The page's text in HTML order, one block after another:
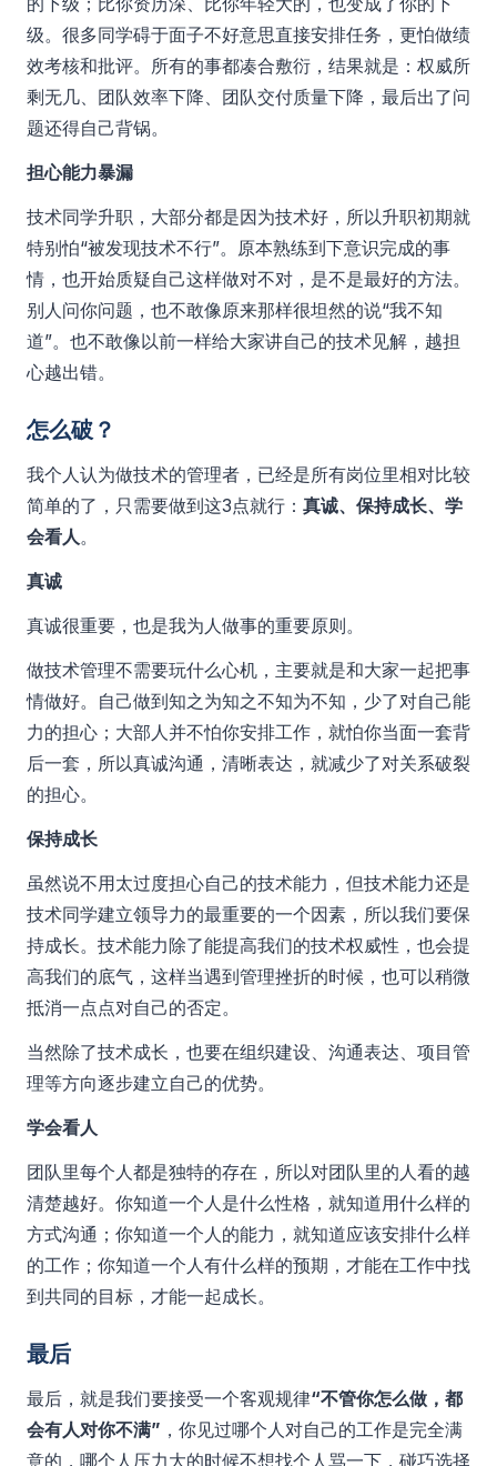
级。很多同学碍于面子不好意思直接安排任务，更怕做绩
效考核和批评。所有的事都凑合敷衍，结果就是：权威所
剩无几、团队效率下降、团队交付质量下降，最后出了问
题还得自己背锅。
担心能力暴漏
技术同学升职，大部分都是因为技术好，所以升职初期就
特别怕“被发现技术不行”。原本熟练到下意识完成的事
情，也开始质疑自己这样做对不对，是不是最好的方法。
别人问你问题，也不敢像原来那样很坦然的说“我不知
道”。也不敢像以前一样给大家讲自己的技术见解，越担
心越出错。
怎么破？
我个人认为做技术的管理者，已经是所有岗位里相对比较
简单的了，只需要做到这3点就行： 真诚、保持成长、学
会看人。
真诚
真诚很重要，也是我为人做事的重要原则。
做技术管理不需要玩什么心机，主要就是和大家一起把事
情做好。自己做到知之为知之不知为不知，少了对自己能
力的担心；大部人并不怕你安排工作，就怕你当面一套背
后一套，所以真诚沟通，清晰表达，就减少了对关系破裂
的担心。
保持成长
虽然说不用太过度担心自己的技术能力，但技术能力还是
技术同学建立领导力的最重要的一个因素，所以我们要保
持成长。技术能力除了能提高我们的技术权威性，也会提
高我们的底气，这样当遇到管理挫折的时候，也可以稍微
抵消一点点对自己的否定。
当然除了技术成长，也要在组织建设、沟通表达、项目管
理等方向逐步建立自己的优势。
学会看人
团队里每个人都是独特的存在，所以对团队里的人看的越
清楚越好。你知道一个人是什么性格，就知道用什么样的
方式沟通；你知道一个人的能力，就知道应该安排什么样
的工作；你知道一个人有什么样的预期，才能在工作中找
到共同的目标，才能一起成长。
最后
最后，就是我们要接受一个客观规律“不管你怎么做，都
会有人对你不满” ，你见过哪个人对自己的工作是完全满
意的，哪个人压力大的时候不想找个人骂一下，碰巧选择